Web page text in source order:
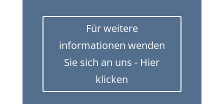
Für weitere
informationen wenden
Sie sich an uns - Hier
klicken